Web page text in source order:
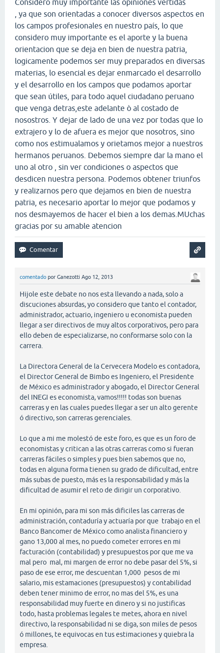
Considero muy importante las opiniones vertidas
, ya que son orientadas a conocer diversos aspectos en
los campos profesionales en nuestro país, lo que
considero muy importante es el aporte y la buena
orientacion que se deja en bien de nuestra patria,
logicamente podemos ser muy preparados en diversas
materias, lo esencial es dejar enmarcado el desarrollo
y el desarrollo en los campos que podamos aportar
que sean útiles, para todo aquel ciudadano peruano
que venga detras,este adelante ò al costado de
nosostros. Y dejar de lado de una vez por todas que lo
extrajero y lo de afuera es mejor que nosotros, sino
como nos estimualamos y orietamos mejor a nuestros
hermanos peruanos. Debemos siempre dar la mano el
uno al otro , sin ver condiciones o aspectos que
desdicen nuestra persona. Podemos obtener triunfos
y realizarnos pero que dejamos en bien de nuestra
patria, es necesario aportar lo mejor que podamos y
nos desmayemos de hacer el bien a los demas.MUchas
gracias por su amable atencion
comentado por Ganezotti Ago 12, 2013
Hijole este debate no nos esta llevando a nada, solo a
discuciones absurdas, yo considero que tanto el contador,
administrador, actuario, ingeniero u economista pueden
llegar a ser directivos de muy altos corporativos, pero para
ello deben de especializarse, no conformarse solo con la
carrera.
La Directora General de la Cervecera Modelo es contadora,
el Director General de Bimbo es Ingeniero, el Presidente
de México es administrador y abogado, el Director General
del INEGI es economista, vamos!!!!! todas son buenas
carreras y en las cuales puedes llegar a ser un alto gerente
ó directivo, son carreras gerenciales.
Lo que a mi me molestó de este foro, es que es un foro de
economistas y critican a las otras carreras como si fueran
carreras fáciles o simples y pues bien sabemos que no,
todas en alguna forma tienen su grado de dificultad, entre
más subas de puesto, más es la responsabilidad y más la
dificultad de asumir el reto de dirigir un corporativo.
En mi opinión, para mi son más dificiles las carreras de
administración, contaduría y actuaría por que trabajo en el
Banco Bancomer de México como analista financiero y
gano 13,000 al mes, no puedo cometer errores en mi
facturación (contabilidad) y presupuestos por que me va
mal pero mal, mi margen de error no debe pasar del 5%, si
paso de ese error, me descuentan 1,000 pesos de mi
salario, mis estamaciones (presupuestos) y contabilidad
deben tener minimo de error, no mas del 5%, es una
responsabilidad muy fuerte en dinero y si no justificas
todo, hasta problemas legales te metes, ahora en nivel
directivo, la responsabilidad ni se diga, son miles de pesos
ó millones, te equivocas en tus estimaciones y quiebra la
empresa.